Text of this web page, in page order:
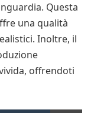
Questa
una qualità
Inoltre, il
offrendoti